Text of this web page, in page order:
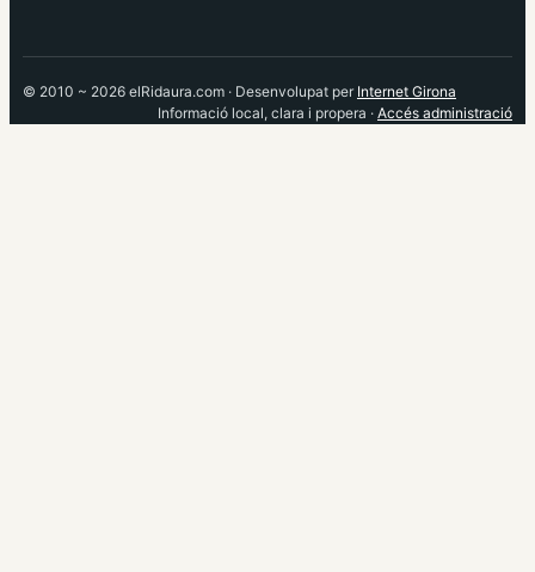
© 2010 ~ 2026 elRidaura.com · Desenvolupat per Internet Girona
Informació local, clara i propera · Accés administració